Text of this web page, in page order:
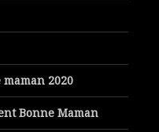
2020
Bonne Maman